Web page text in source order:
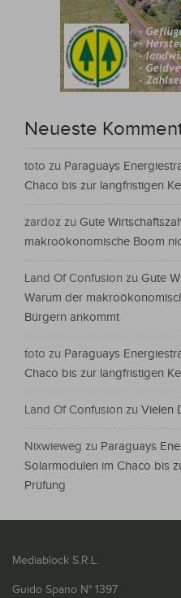
Neueste
toto zu Paraguays
Chaco bis zur langfristigen
zardoz zu Gute
makroökonomische Boom
Land Of Confusion zu Gute
Warum der
Bürgern ankommt
toto zu Paraguays
Chaco bis zur langfristigen
Land Of Confusion zu Vielen
Nixwieweg zu Paraguays
Solarmodulen im Chaco bis
Prüfung
Mediablock S.R.L.
Guido Spano N° 1397